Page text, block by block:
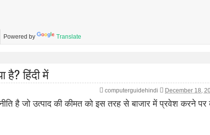
Powered by Translate
है? हिंदी में
computerguidehindi December 18,
है जो उत्पाद की कीमत को इस तरह से बाजार में प्रवेश करने